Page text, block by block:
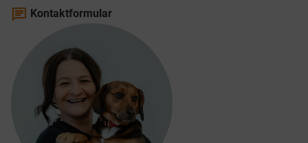
chat Kontaktformular